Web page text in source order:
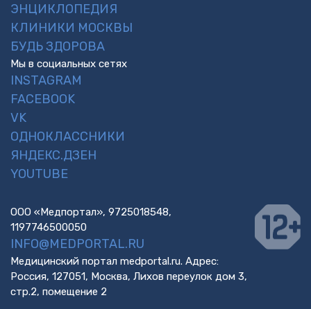
ЭНЦИКЛОПЕДИЯ
КЛИНИКИ МОСКВЫ
БУДЬ ЗДОРОВА
Мы в социальных сетях
INSTAGRAM
FACEBOOK
VK
ОДНОКЛАССНИКИ
ЯНДЕКС.ДЗЕН
YOUTUBE
ООО «Медпортал», 9725018548,
1197746500050
INFO@MEDPORTAL.RU
Медицинский портал medportal.ru. Адрес:
Россия, 127051, Москва, Лихов переулок дом 3,
стр.2, помещение 2